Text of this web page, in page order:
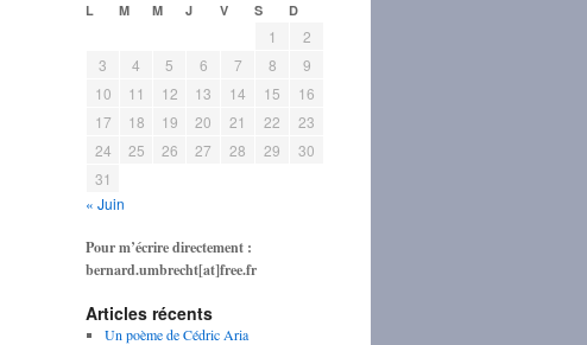
L M M J V S D
1
2
3
4 5 6 7 8
9
10
11 12 13 14 15
16
17
18 19 20 21 22
23
24
25 26 27 28 29
30
31
« Juin
Pour m’écrire directement :
bernard.umbrecht[at]free.fr
Articles récents
Un poème de Cédric Aria